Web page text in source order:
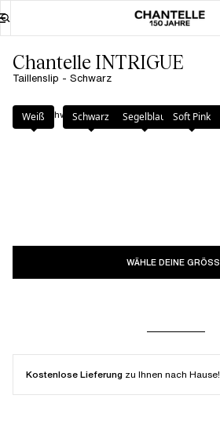
Chantelle INTRIGUE
Taillenslip - Schwarz
Farbe:Schwarz
Weiß Schwarz Segelblau Soft Pink
WÄHLE DEINE GRÖSSE
Kostenlose Lieferung zu Ihnen nach Hause!